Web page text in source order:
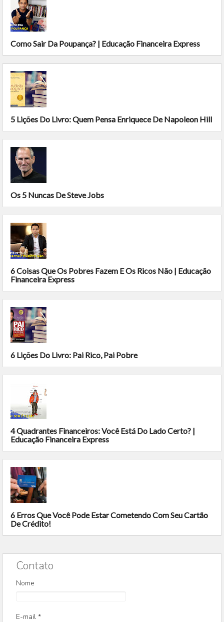
Como Sair Da Poupança? | Educação Financeira Express
5 Lições Do Livro: Quem Pensa Enriquece De Napoleon Hill
Os 5 Nuncas De Steve Jobs
6 Coisas Que Os Pobres Fazem E Os Ricos Não | Educação
Financeira Express
6 Lições Do Livro: Pai Rico, Pai Pobre
4 Quadrantes Financeiros: Você Está Do Lado Certo? |
Educação Financeira Express
6 Erros Que Você Pode Estar Cometendo Com Seu Cartão
De Crédito!
Contato
Nome
E-mail *